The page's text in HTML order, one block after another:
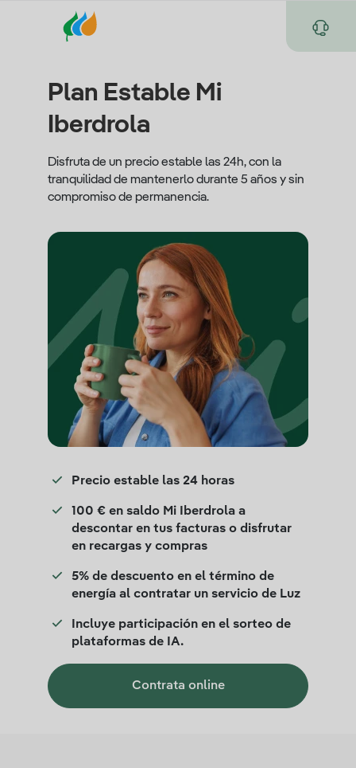
Plan Estable Mi
Iberdrola
Disfruta de un precio estable las 24h, con la
tranquilidad de mantenerlo durante 5 años y sin
compromiso de permanencia.
Precio estable las 24 horas
100 € en saldo Mi Iberdrola a
descontar en tus facturas o disfrutar
en recargas y compras
5% de descuento en el término de
energía al contratar un servicio de Luz
Incluye participación en el sorteo de
plataformas de IA.
Contrata online